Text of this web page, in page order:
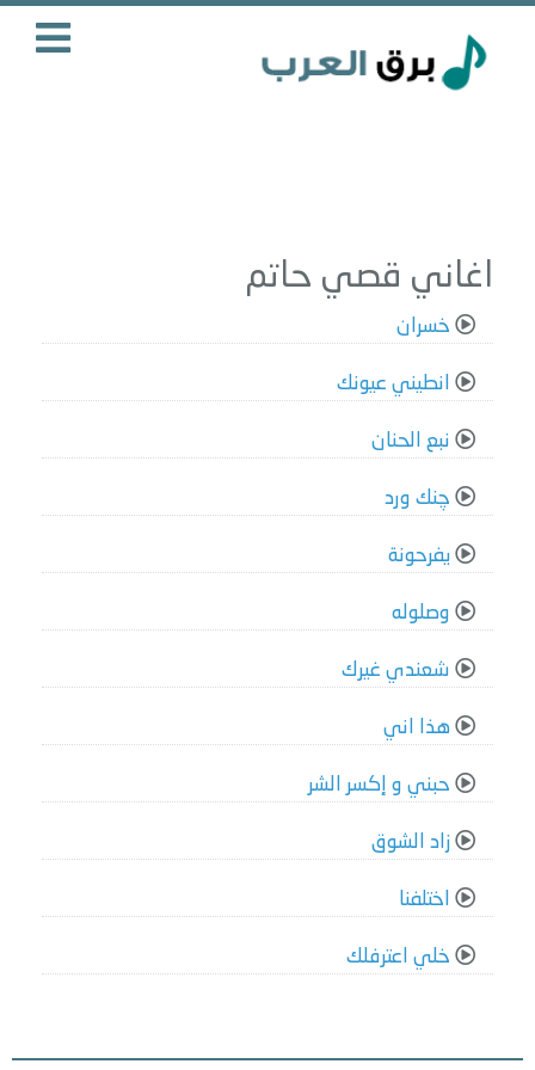
اغاني قصي حاتم
خسران
انطيني عيونك
نبع الحنان
چنك ورد
يفرحونة
وصلوله
شعندي غيرك
هذا اني
حبني و إكسر الشر
زاد الشوق
اختلفنا
خلي اعترفلك